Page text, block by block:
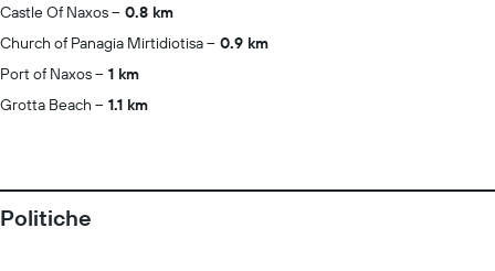
Castle Of Naxos
0.8 km
Church of Panagia Mirtidiotisa
0.9 km
Port of Naxos
1 km
Grotta Beach
1.1 km
Politiche